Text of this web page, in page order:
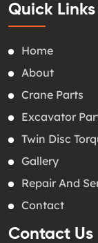
Quick Links
Home
About
Crane Parts
Excavator
Twin Disc
Gallery
Repair And
Contact
Contact Us